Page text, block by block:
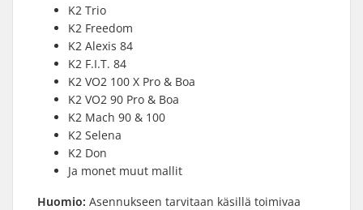
K2 Trio
K2 Freedom
K2 Alexis 84
K2 F.I.T. 84
K2 VO2 100 X Pro & Boa
K2 VO2 90 Pro & Boa
K2 Mach 90 & 100
K2 Selena
K2 Don
Ja monet muut mallit
Huomio: Asennukseen tarvitaan käsillä toimivaa